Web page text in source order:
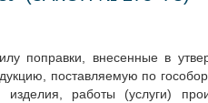
поправки, внесенные в
поставляемую по
работы (услуги)